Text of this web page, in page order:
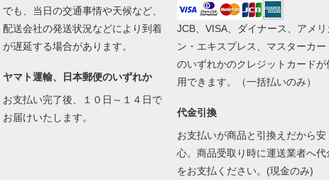
でも、当日の交通事情や天候など、
配送会社の発送状況などにより到着
が遅延する場合があります。
ヤマト運輸、日本郵便のいずれか
お支払い完了後、１０日～１４日で
お届けいたします。
JCB、VISA、ダイナース、アメリ
ン・エキスプレス、マスターカー
のいずれかのクレジットカードが
用できます。（一括払いのみ）
代金引換
お支払いが商品と引換えだから安
心。商品受取り時に運送業者へ代
をお支払ください。(現金のみ)